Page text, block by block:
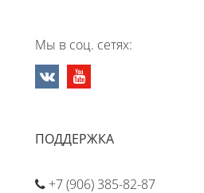
Мы в соц. сетях:
ПОДДЕРЖКА
+7 (906) 385-82-87